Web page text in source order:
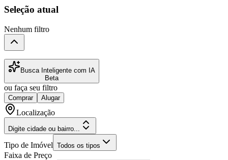
Seleção atual
Nenhum filtro
Busca Inteligente com IA
Beta
ou faça seu filtro
Comprar Alugar
Localização
Digite cidade ou bairro...
Tipo de Imóvel Todos os tipos
Faixa de Preço